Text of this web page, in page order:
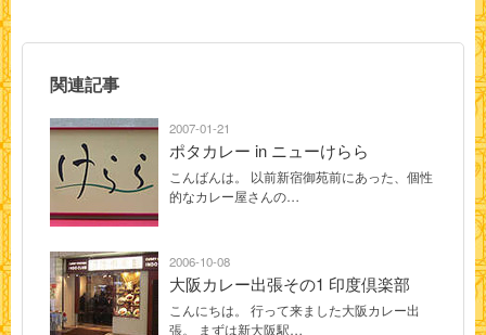
関連記事
2007-01-21
ポタカレー in ニューけらら
こんばんは。 以前新宿御苑前にあった、個性
的なカレー屋さんの…
2006-10-08
大阪カレー出張その1 印度倶楽部
こんにちは。 行って来ました大阪カレー出
張。 まずは新大阪駅…